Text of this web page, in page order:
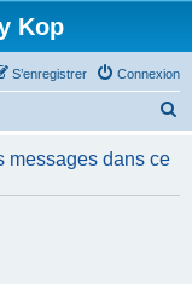
Kop
Connexion
S’enregistrer
h
messages dans ce